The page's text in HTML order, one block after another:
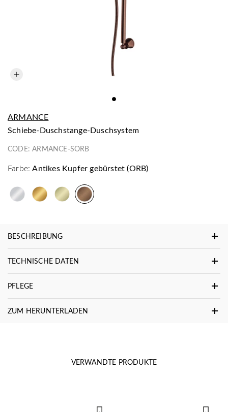
ARMANCE
Schiebe-Duschstange-Duschsystem
CODE:ARMANCE-SORB
Farbe: Antikes Kupfer gebürstet (ORB)
BESCHREIBUNG
TECHNISCHE DATEN
PFLEGE
ZUM HERUNTERLADEN
VERWANDTE PRODUKTE